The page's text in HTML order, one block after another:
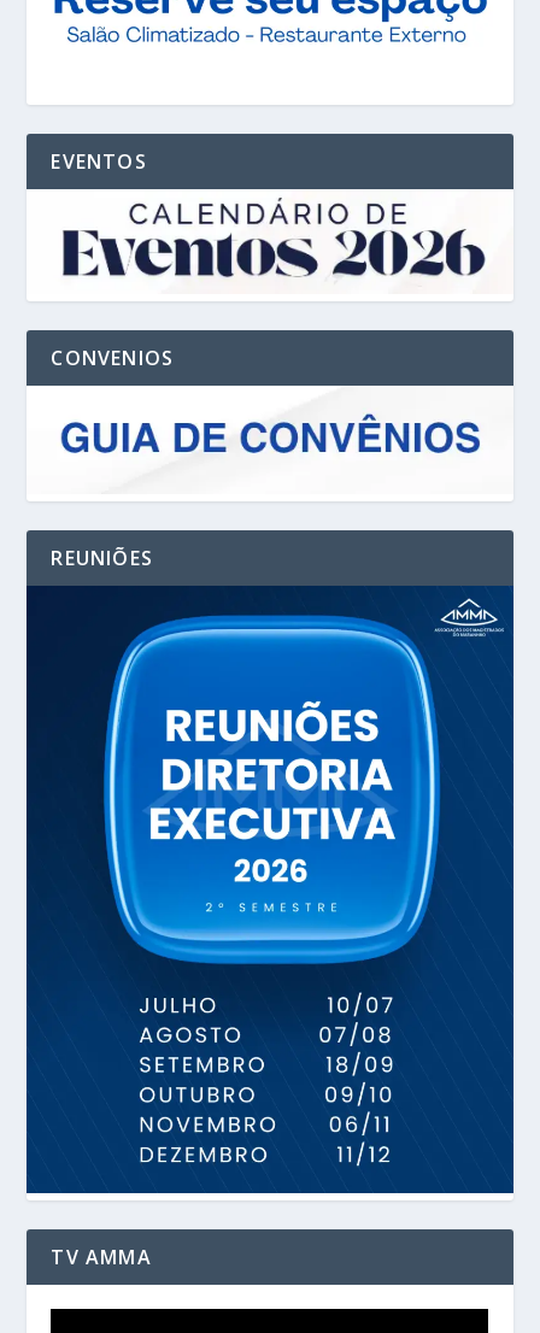
EVENTOS
CONVENIOS
REUNIÕES
TV AMMA